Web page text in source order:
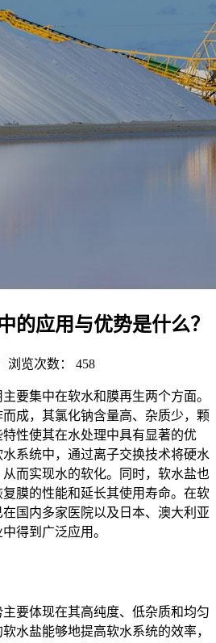
的应用与优势是什么？
浏览次数： 458
要集中在软水和膜再生两个方面。
成，其氯化钠含量高、杂质少，颗
性使其在水处理中具有显著的优
系统中，通过离子交换技术将硬水
而实现水的软化。同时，软水盐也
膜的性能和延长其使用寿命。在软
国内多家医院以及日本、澳大利亚
得到广泛应用。
要体现在其高纯度、低杂质和均匀
水盐能够地提高软水系统的效率，